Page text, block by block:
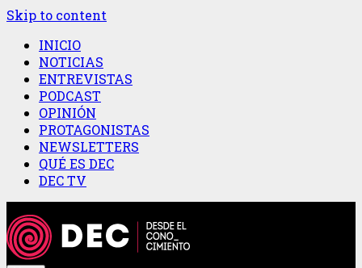
Skip to content
INICIO
NOTICIAS
ENTREVISTAS
PODCAST
OPINIÓN
PROTAGONISTAS
NEWSLETTERS
QUÉ ES DEC
DEC TV